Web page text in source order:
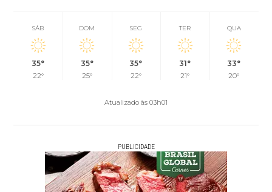
SÁB
35°
22°
DOM
35°
25°
SEG
35°
22°
TER
31°
21°
QUA
33°
20°
Atualizado às 03h01
PUBLICIDADE